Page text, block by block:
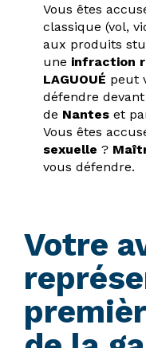
Vous êtes
classique (vol,
aux produits
une infraction
LAGUOUÉ peut
défendre
de Nanteset
Vous êtes
sexuelle ?
vous défendre.
Votre